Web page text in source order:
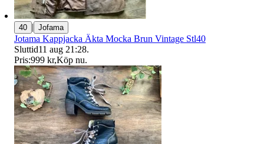
40 | Jofama
Jotama Kappjacka Äkta Mocka Brun Vintage Stl40
Sluttid11 aug 21:28.
Pris:999 kr,Köp nu.